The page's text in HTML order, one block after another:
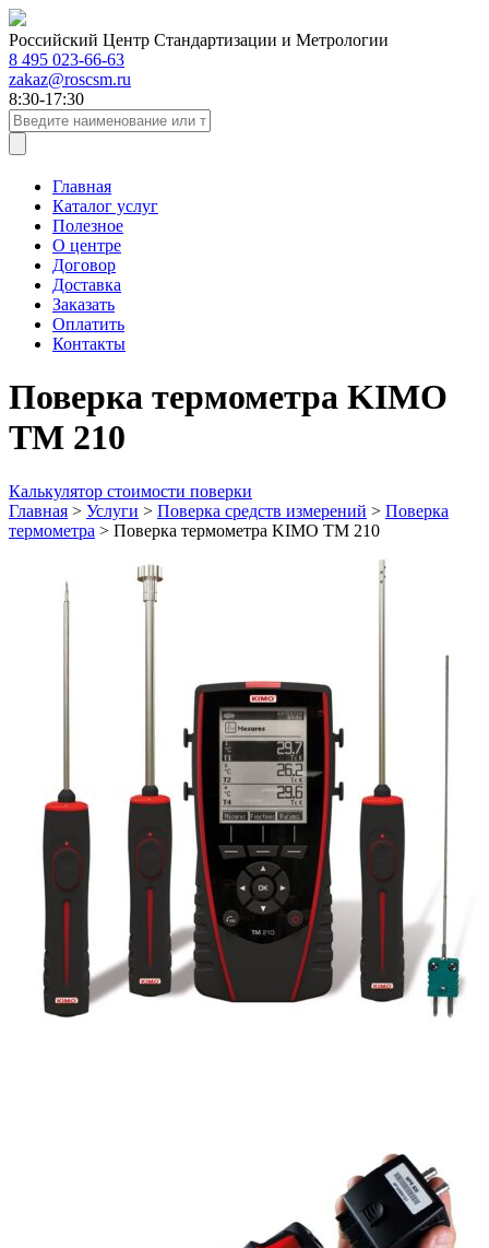
Российский Центр Стандартизации и Метрологии
8 495 023-66-63
zakaz@roscsm.ru
8:30-17:30
Главная
Каталог услуг
Полезное
О центре
Договор
Доставка
Заказать
Оплатить
Контакты
Поверка термометра KIMO
ТM 210
Калькулятор стоимости поверки
Главная > Услуги > Поверка средств измерений > Поверка
термометра > Поверка термометра KIMO ТM 210